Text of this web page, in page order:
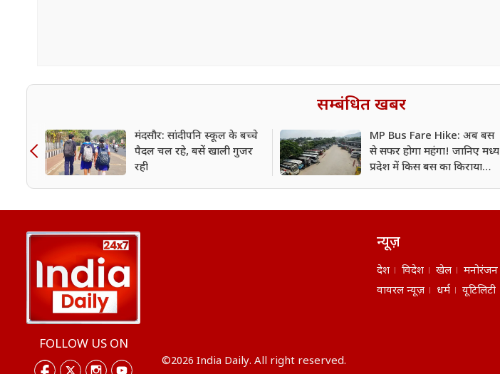
सम्बंधित खबर
मंदसौर: सांदीपनि स्कूल के बच्चे
पैदल चल रहे, बसें खाली गुजर
रही
MP Bus Fare Hike: अब बस
से सफर होगा महंगा! जानिए मध्य
प्रदेश में किस बस का किराया
FOLLOW US ON
न्यूज़
देश विदेश खेल मनोरंजन
वायरल न्यूज़
धर्म यूटिलिटी
©2026 India Daily. All right reserved.